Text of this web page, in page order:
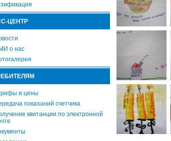
ЦЕНТР
о нас
и цены
показаний счетчика
квитанции по электронной